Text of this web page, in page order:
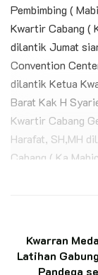
Pembimbing (
Kwartir Cabang (
dilantik Jumat
Convention
dilantik Ketua
Barat Kak H
Kwartir Cabang
Harafat, SH,MH
Cabang ( Ka
dalam
program-
bersinergi
Kwarran
Latihan
Pandega